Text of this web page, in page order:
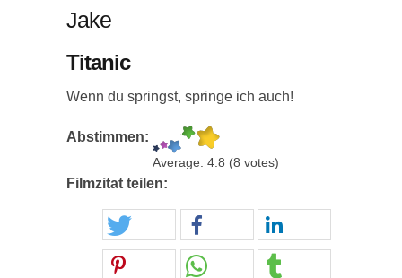
Jake
Titanic
Wenn du springst, springe ich auch!
Abstimmen:
Average: 4.8 (8 votes)
Filmzitat teilen: